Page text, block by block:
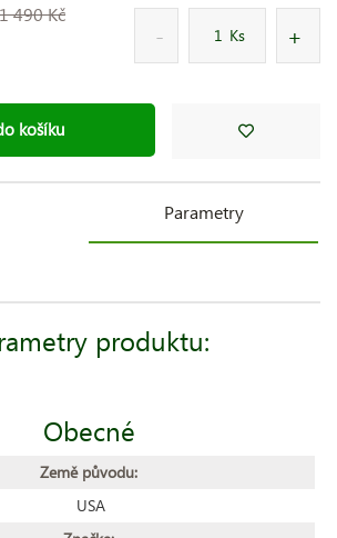
1 490 Kč
Ks
košíku
Parametry
produktu:
Obecné
Země původu:
USA